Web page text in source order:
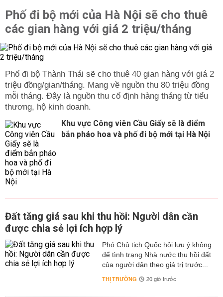
Phố đi bộ mới của Hà Nội sẽ cho thuê
các gian hàng với giá 2 triệu/tháng
Phố đi bộ Thành Thái sẽ cho thuê 40 gian hàng với giá 2
triệu đồng/gian/tháng. Mang về nguồn thu 80 triệu đồng
mỗi tháng. Đây là nguồn thu cố định hàng tháng từ tiểu
thương, hộ kinh doanh.
Khu vực Công viên Cầu Giấy sẽ là điểm
bắn pháo hoa và phố đi bộ mới tại Hà Nội
Đất tăng giá sau khi thu hồi: Người dân cần
được chia sẻ lợi ích hợp lý
Phó Chủ tịch Quốc hội lưu ý không
để tình trạng Nhà nước thu hồi đất
của người dân theo giá trị trước...
THỊ TRƯỜNG 20 giờ trước